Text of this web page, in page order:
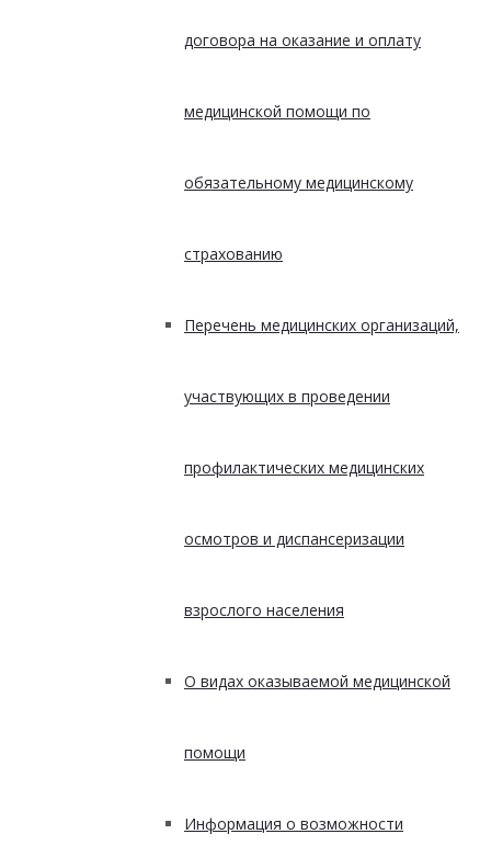
договора на оказание и оплату
медицинской помощи по
обязательному медицинскому
страхованию
Перечень медицинских организаций,
участвующих в проведении
профилактических медицинских
осмотров и диспансеризации
взрослого населения
О видах оказываемой медицинской
помощи
Информация о возможности